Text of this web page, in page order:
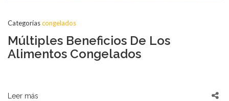
Categoríascongelados
Múltiples Beneficios De Los
Alimentos Congelados
Leer más